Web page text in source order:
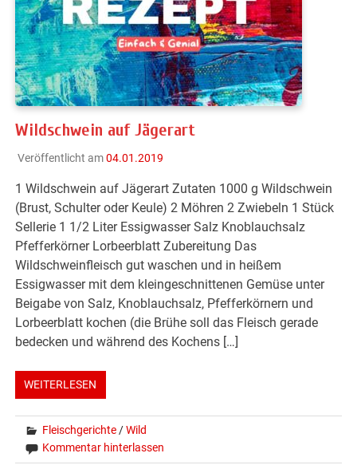
Wildschwein auf Jägerart
Veröffentlicht am04.01.2019
1 Wildschwein auf Jägerart Zutaten 1000 g Wildschwein
(Brust, Schulter oder Keule) 2 Möhren 2 Zwiebeln 1 Stück
Sellerie 1 1/2 Liter Essigwasser Salz Knoblauchsalz
Pfefferkörner Lorbeerblatt Zubereitung Das
Wildschweinfleisch gut waschen und in heißem
Essigwasser mit dem kleingeschnittenen Gemüse unter
Beigabe von Salz, Knoblauchsalz, Pfefferkörnern und
Lorbeerblatt kochen (die Brühe soll das Fleisch gerade
bedecken und während des Kochens […]
WEITERLESEN
Fleischgerichte /Wild
Kommentar hinterlassen